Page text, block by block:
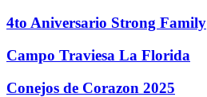
4to Aniversario Strong Family
Campo Traviesa La Florida
Conejos de Corazon 2025